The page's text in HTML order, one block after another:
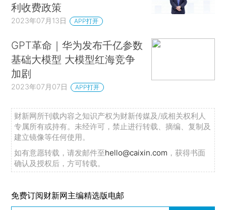
利收费政策
2023年07月13日 APP打开
GPT革命｜华为发布千亿参数
基础大模型 大模型红海竞争
加剧
2023年07月07日 APP打开
财新网所刊载内容之知识产权为财新传媒及/或相关权利人
专属所有或持有。未经许可，禁止进行转载、摘编、复制及
建立镜像等任何使用。
如有意愿转载，请发邮件至hello@caixin.com ，获得书面
确认及授权后，方可转载。
免费订阅财新网主编精选版电邮